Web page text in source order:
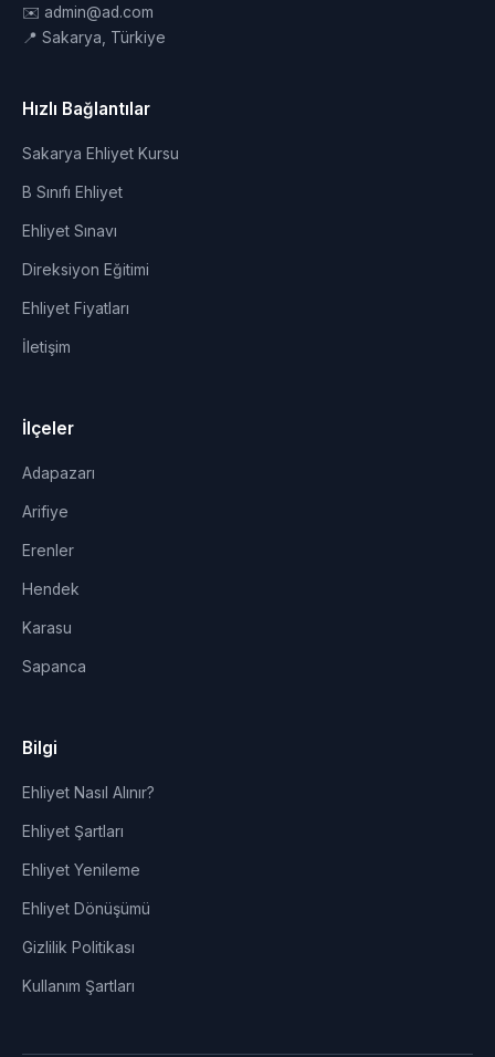
✉️ admin@ad.com
📍 Sakarya, Türkiye
Hızlı Bağlantılar
Sakarya Ehliyet Kursu
B Sınıfı Ehliyet
Ehliyet Sınavı
Direksiyon Eğitimi
Ehliyet Fiyatları
İletişim
İlçeler
Adapazarı
Arifiye
Erenler
Hendek
Karasu
Sapanca
Bilgi
Ehliyet Nasıl Alınır?
Ehliyet Şartları
Ehliyet Yenileme
Ehliyet Dönüşümü
Gizlilik Politikası
Kullanım Şartları